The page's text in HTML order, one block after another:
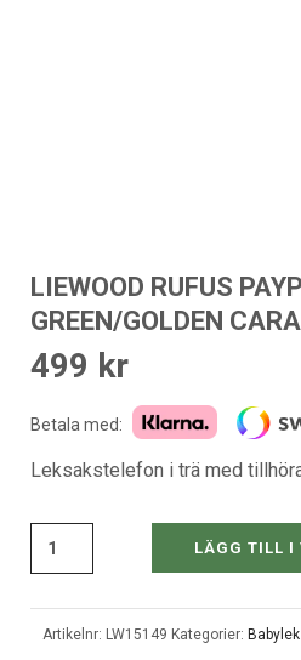
LIEWOOD RUFUS
GREEN/GOLDEN
499 kr
Betala med:
Leksakstelefon i trä med
LÄGG TILL I
Artikelnr: LW15149 Kategorier: